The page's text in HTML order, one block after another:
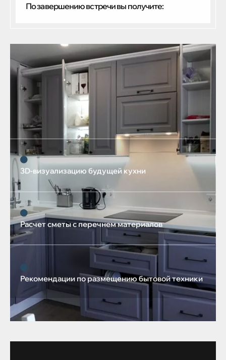
3D-визуализацию будущей кухни
Расчет сметы с перечнем материалов
Рекомендации по размещению бытовой техники
По завершению встречи вы получите: